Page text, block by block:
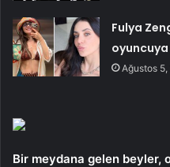
Fulya
Ağustos
Bir meydana gelen beyler,